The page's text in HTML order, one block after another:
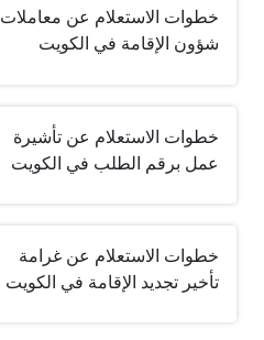
خطوات الاستعلام عن معاملات
شؤون الإقامة في الكويت
خطوات الاستعلام عن تأشيرة
عمل برقم الطلب في الكويت
خطوات الاستعلام عن غرامة
تأخير تجديد الإقامة في الكويت